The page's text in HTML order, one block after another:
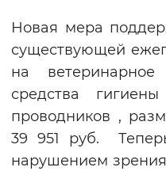
Новая мера
существующей
на ветеринарное
средства
проводников ,
39 951 руб.
нарушением